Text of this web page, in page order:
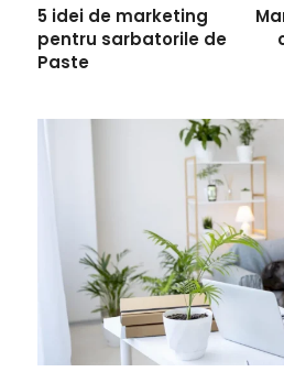
5 idei de marketing
pentru sarbatorile de
Paste